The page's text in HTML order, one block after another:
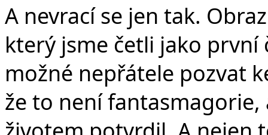
A nevrací se jen tak.
který jsme četli jako
možné nepřátele pozvat
že to není fantasmagorie,